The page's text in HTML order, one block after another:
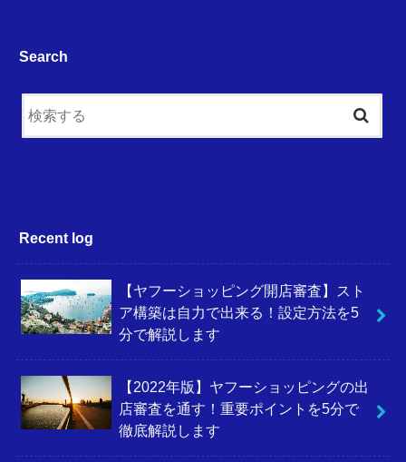
Search
Recent log
【ヤフーショッピング開店審査】スト
ア構築は自力で出来る！設定方法を5
分で解説します
【2022年版】ヤフーショッピングの出
店審査を通す！重要ポイントを5分で
徹底解説します